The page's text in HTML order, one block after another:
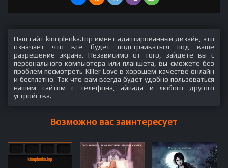
Наш сайт kinoplenka.top имеет адаптированный дизайн, это
означает что всё будет подстраиваться под ваше
разрешение экрана. Независимо от того, зайдете вы с
персонального компьютера или планшета, вы сможете без
проблем посмотреть Killer Love в хорошем качестве онлайн
и бесплатно. Так что вам всегда будет удобно пользоваться
нашим сайтом с телефона, айпада и любого другого
устройства.
Возможно вас заинтересует